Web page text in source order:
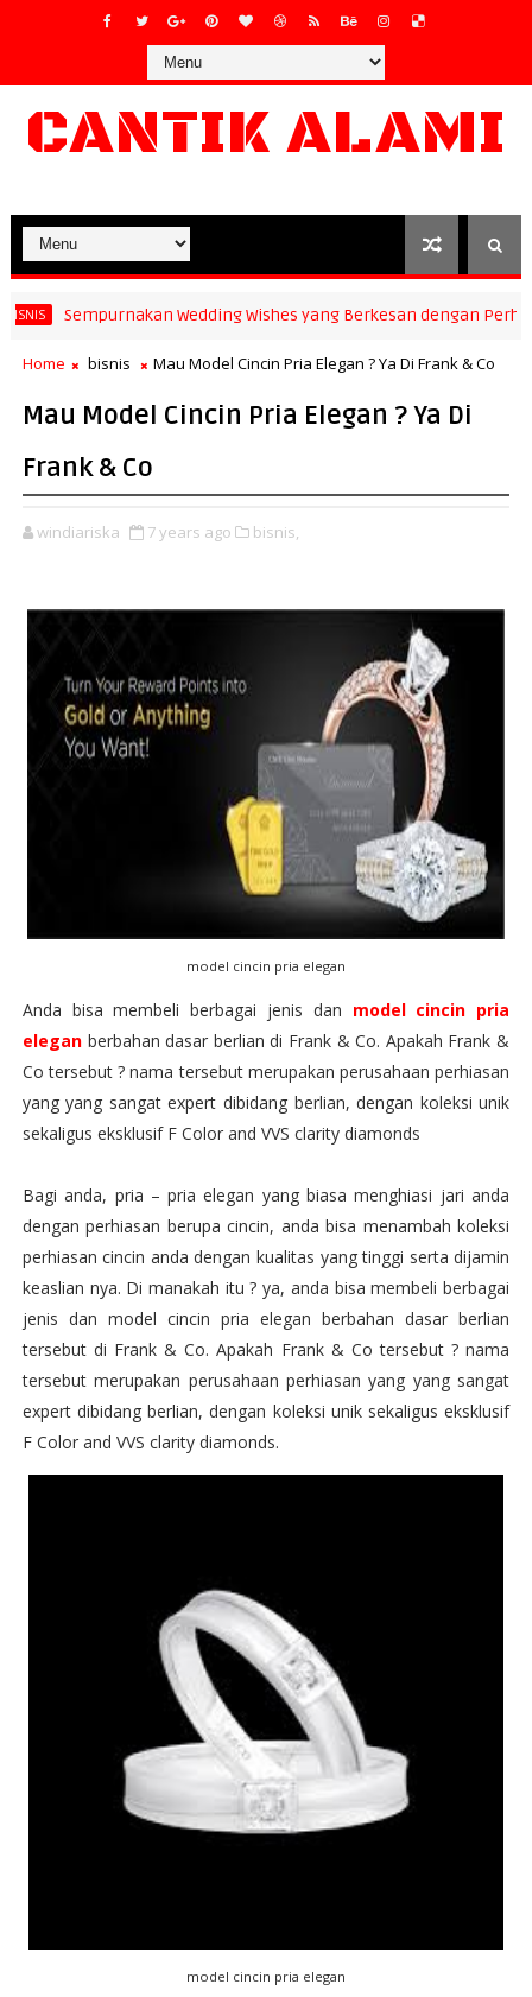
CANTIK ALAMI
Sempurnakan Wedding Wishes yang Berkesan dengan Perhiasan
Home bisnis Mau Model Cincin Pria Elegan ? Ya Di Frank & Co
Mau Model Cincin Pria Elegan ? Ya Di
Frank & Co
windiariska 7 years ago bisnis,
model cincin pria elegan
Anda bisa membeli berbagai jenis dan model cincin pria
eleganberbahan dasar berlian di Frank & Co. Apakah Frank &
Co tersebut ? nama tersebut merupakan perusahaan perhiasan
yang yang sangat expert dibidang berlian, dengan koleksi unik
sekaligus eksklusif F Color and VVS clarity diamonds
Bagi anda, pria – pria elegan yang biasa menghiasi jari anda
dengan perhiasan berupa cincin, anda bisa menambah koleksi
perhiasan cincin anda dengan kualitas yang tinggi serta dijamin
keaslian nya. Di manakah itu ? ya, anda bisa membeli berbagai
jenis dan model cincin pria elegan berbahan dasar berlian
tersebut di Frank & Co. Apakah Frank & Co tersebut ? nama
tersebut merupakan perusahaan perhiasan yang yang sangat
expert dibidang berlian, dengan koleksi unik sekaligus eksklusif
F Color and VVS clarity diamonds.
model cincin pria elegan